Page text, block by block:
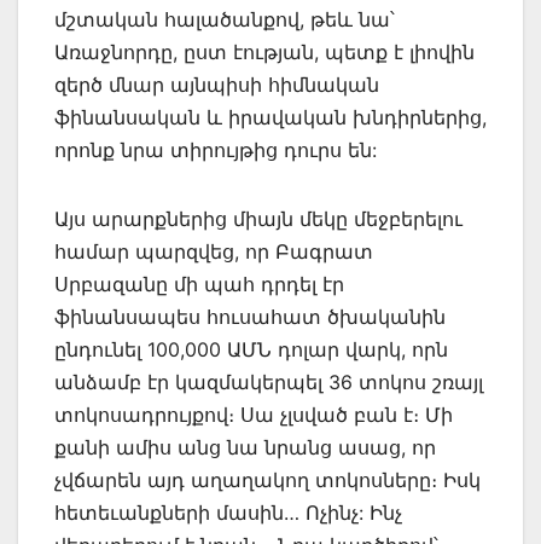
մշտական հալածանքով, թեև նա՝
Առաջնորդը, ըստ էության, պետք է լիովին
զերծ մնար այնպիսի հիմնական
ֆինանսական և իրավական խնդիրներից,
որոնք նրա տիրույթից դուրս են:
Այս արարքներից միայն մեկը մեջբերելու
համար պարզվեց, որ Բագրատ
Սրբազանը մի պահ դրդել էր
ֆինանսապես հուսահատ ծխականին
ընդունել 100,000 ԱՄՆ դոլար վարկ, որն
անձամբ էր կազմակերպել 36 տոկոս շռայլ
տոկոսադրույքով։ Սա չլսված բան է։ Մի
քանի ամիս անց նա նրանց ասաց, որ
չվճարեն այդ աղաղակող տոկոսները։ Իսկ
հետեւանքների մասին… Ոչինչ: Ինչ